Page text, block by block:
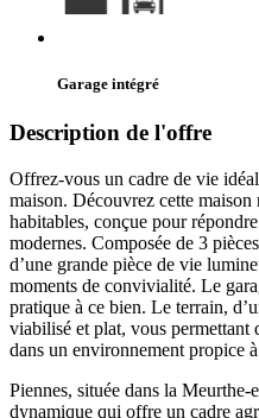
Garage intégré
Description de l'offre
Offrez-vous un cadre de vie
maison. Découvrez cette
habitables, conçue pour
modernes. Composée de 3
d’une grande pièce de vie
moments de convivialité. Le
pratique à ce bien. Le terrain,
viabilisé et plat, vous permettant
dans un environnement propice
Piennes, située dans la
dynamique qui offre un cadre